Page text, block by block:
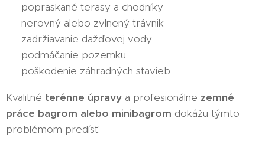
❌ popraskané terasy a chodníky
❌ nerovný alebo zvlnený trávnik
❌ zadržiavanie dažďovej vody
❌ podmáčanie pozemku
❌ poškodenie záhradných stavieb
Kvalitné terénne úpravy a profesionálne zemné
práce bagrom alebo minibagrom dokážu týmto
problémom predísť.